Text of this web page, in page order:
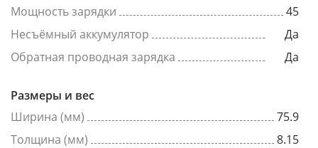
Мощность зарядки
45
Несъёмный аккумулятор
Да
Обратная проводная зарядка
Да
Размеры и вес
Ширина (мм)
75.9
Толщина (мм)
8.15